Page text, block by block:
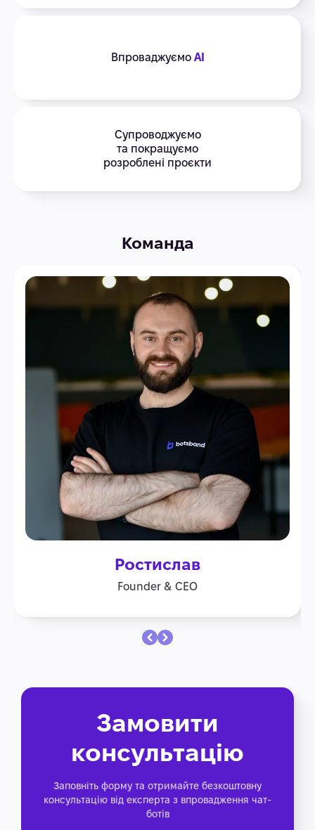
Впроваджуємо AI
Супроводжуємо
та покращуємо
розроблені проєкти
Команда
Ростислав
Founder & CEO
Замовити
консультацію
Заповніть форму та отримайте безкоштовну
консультацію від експерта з впровадження чат-
ботів